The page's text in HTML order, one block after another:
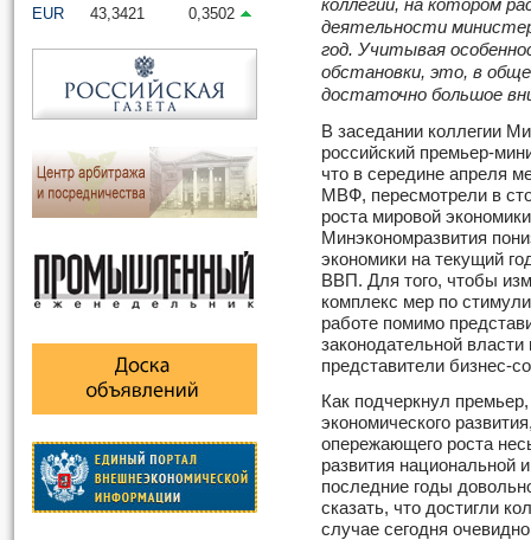
EUR
43,3421 0,3502
коллегии, на котором
деятельности
год. Учитывая
обстановки, это, в
достаточно большое
В заседании коллегии
российский премьер-
что в середине апреля
МВФ, пересмотрели в
роста мировой
Минэкономразвития
экономики на текущий
ВВП. Для того, чтобы
комплекс мер по
работе помимо
законодательной
представители бизнес-
Как подчеркнул
экономического
опережающего роста
развития национальной
последние годы
сказать, что достигли
случае сегодня